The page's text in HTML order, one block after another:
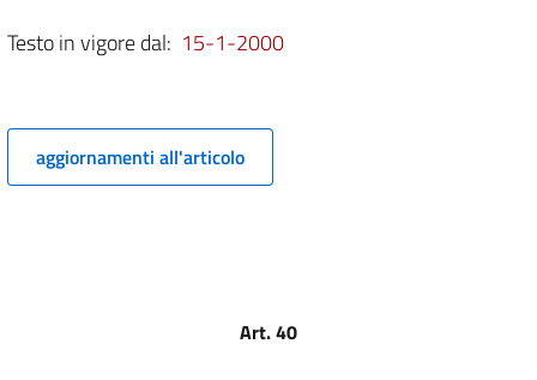
11
15
Testo in vigore dal: 15-1-2000
aggiornamenti all'articolo
Art. 40